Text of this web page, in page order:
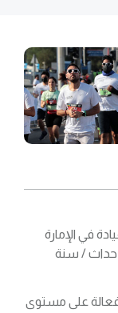
في الإمارة
فعالة على مستوى